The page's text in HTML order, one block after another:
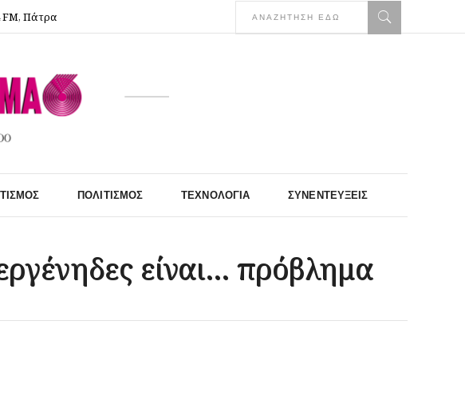
FM, Πάτρα
ΠΟΛΙΤΙΣΜΌΣ ΤΕΧΝΟΛΟΓΊΑ ΣΥΝΕΝΤΕΎΞΕΙΣ
είναι… πρόβλημα